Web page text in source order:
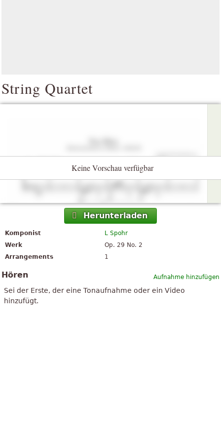
String Quartet
Keine Vorschau verfügbar
Herunterladen
Komponist
L Spohr
Werk
Op. 29 No. 2
Arrangements
1
Aufnahme hinzufügen
Hören
Sei der Erste, der eine Tonaufnahme oder ein Video
hinzufügt.